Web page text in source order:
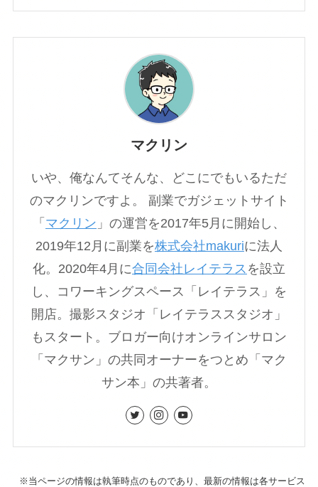
マクリン
いや、俺なんてそんな、どこにでもいるただ
のマクリンですよ。 副業でガジェットサイト
「 マクリン 」の運営を2017年5月に開始し、
2019年12月に副業を株式会社makuriに法人
化。2020年4月に合同会社レイテラス を設立
し、コワーキングスペース「レイテラス」を
開店。撮影スタジオ「レイテラススタジオ」
もスタート。ブロガー向けオンラインサロン
「マクサン」の共同オーナーをつとめ「マク
サン本」の共著者。
※当ページの情報は執筆時点のものであり、最新の情報は各サービス